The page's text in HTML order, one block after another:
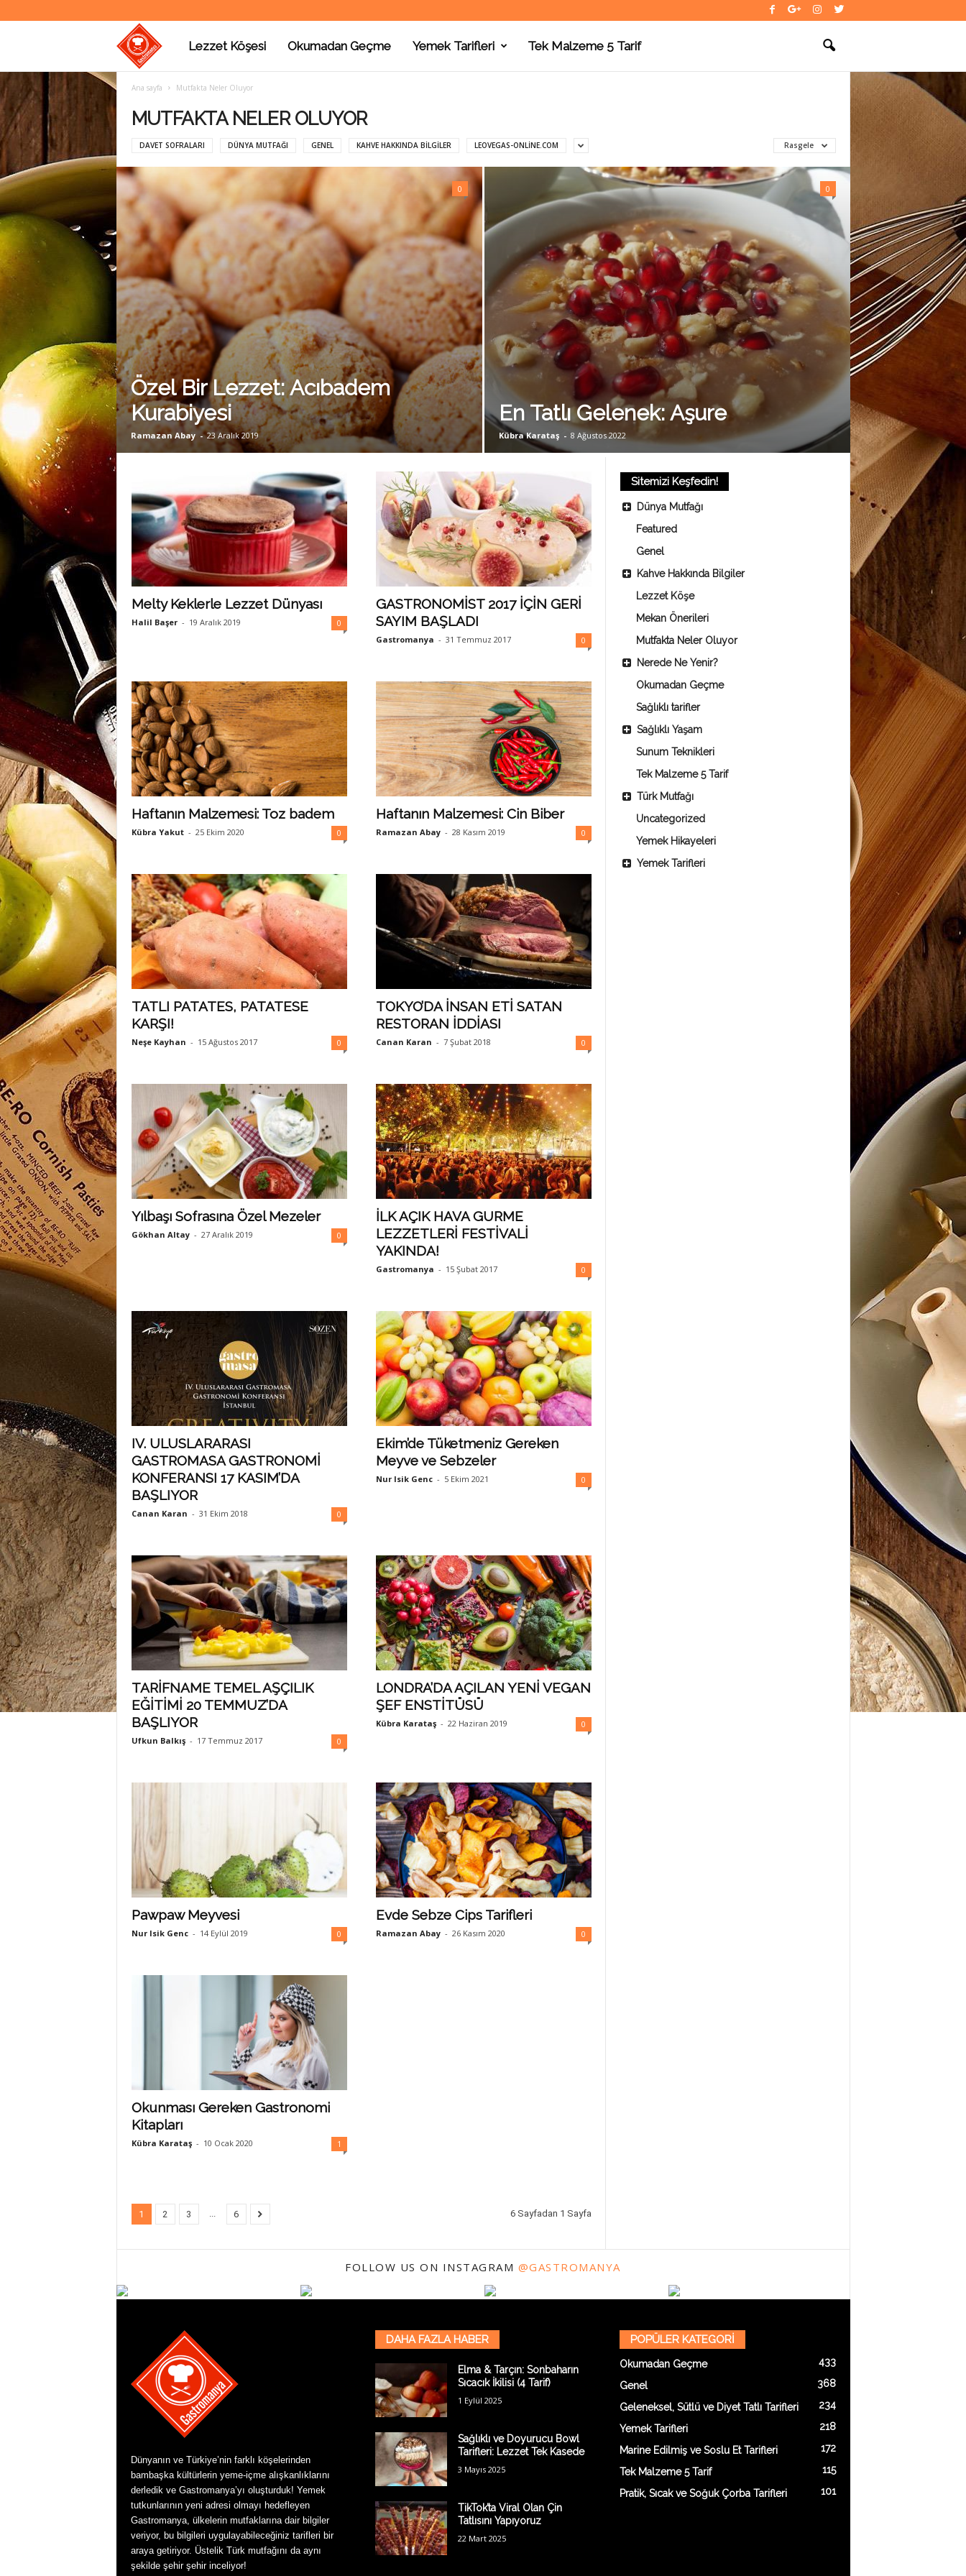
s
t
r
o
m
a
y
a
Lezzet Köşesi Okumadan Geçme Yemek Tarifleri Tek Malzeme 5 Tarif
Ana sayfa Mutfakta Neler Oluyor
MUTFAKTA NELER OLUYOR
DAVET SOFRALARI DÜNYA MUTFAĞI GENEL KAHVE HAKKINDA BILGILER LEOVEGAS-ONLINE.COM Rasgele
Özel Bir Lezzet: Acıbadem
Kurabiyesi
Ramazan Abay - 23 Aralık 2019
0
En Tatlı Gelenek: Aşure
Kübra Karataş - 8 Ağustos 2022
0
Melty Keklerle Lezzet Dünyası
Halil Başer - 19 Aralık 2019 0
GASTRONOMİST 2017 İÇİN GERİ
SAYIM BAŞLADI
Gastromanya - 31 Temmuz 2017 0
Haftanın Malzemesi: Toz badem
Kübra Yakut - 25 Ekim 2020 0
Haftanın Malzemesi: Cin Biber
Ramazan Abay - 28 Kasım 2019 0
TATLI PATATES, PATATESE
KARŞI!
Neşe Kayhan - 15 Ağustos 2017 0
TOKYO’DA İNSAN ETİ SATAN
RESTORAN İDDİASI
Canan Karan - 7 Şubat 2018 0
Yılbaşı Sofrasına Özel Mezeler
Gökhan Altay - 27 Aralık 2019 0
İLK AÇIK HAVA GURME
LEZZETLERİ FESTİVALİ
YAKINDA!
Gastromanya - 15 Şubat 2017 0
IV. ULUSLARARASI
GASTROMASA GASTRONOMİ
KONFERANSI 17 KASIM’DA
BAŞLIYOR
Canan Karan - 31 Ekim 2018 0
Ekim’de Tüketmeniz Gereken
Meyve ve Sebzeler
Nur Isik Genc - 5 Ekim 2021 0
TARİFNAME TEMEL AŞÇILIK
EĞİTİMİ 20 TEMMUZ’DA
BAŞLIYOR
Ufkun Balkış - 17 Temmuz 2017 0
LONDRA’DA AÇILAN YENİ VEGAN
ŞEF ENSTİTÜSÜ
Kübra Karataş - 22 Haziran 2019 0
Pawpaw Meyvesi
Nur Isik Genc - 14 Eylül 2019 0
Evde Sebze Cips Tarifleri
Ramazan Abay - 26 Kasım 2020 0
Okunması Gereken Gastronomi
Kitapları
Kübra Karataş - 10 Ocak 2020 1
1 2 3 ... 6 6 Sayfadan 1 Sayfa
Sitemizi Keşfedin!
Dünya Mutfağı
Featured
Genel
Kahve Hakkında Bilgiler
Lezzet Köşe
Mekan Önerileri
Mutfakta Neler Oluyor
Nerede Ne Yenir?
Okumadan Geçme
Sağlıklı tarifler
Sağlıklı Yaşam
Sunum Teknikleri
Tek Malzeme 5 Tarif
Türk Mutfağı
Uncategorized
Yemek Hikayeleri
Yemek Tarifleri
FOLLOW US ON INSTAGRAM @GASTROMANYA
Dünyanın ve Türkiye’nin farklı köşelerinden
bambaşka kültürlerin yeme-içme alışkanlıklarını
derledik ve Gastromanya’yı oluşturduk! Yemek
tutkunlarının yeni adresi olmayı hedefleyen
Gastromanya, ülkelerin mutfaklarına dair bilgiler
veriyor, bu bilgileri uygulayabileceğiniz tarifleri bir
araya getiriyor. Üstelik Türk mutfağını da aynı
şekilde şehir şehir inceliyor!
DAHA FAZLA HABER
Elma & Tarçın: Sonbaharın
Sıcacık İkilisi (4 Tarif)
1 Eylül 2025
Sağlıklı ve Doyurucu Bowl
Tarifleri: Lezzet Tek Kasede
3 Mayıs 2025
TikTok’ta Viral Olan Çin
Tatlısını Yapıyoruz
22 Mart 2025
POPÜLER KATEGORİ
Okumadan Geçme 433
Genel 368
Geleneksel, Sütlü ve Diyet Tatlı Tarifleri 234
Yemek Tarifleri 218
Marine Edilmiş ve Soslu Et Tarifleri 172
Tek Malzeme 5 Tarif 115
Pratik, Sıcak ve Soğuk Çorba Tarifleri 101